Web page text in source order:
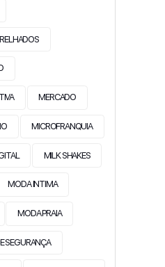
MERCADO
MICROFRANQUIA
MILK SHAKES
MODA INTIMA
MODA PRAIA
SEGURANÇA